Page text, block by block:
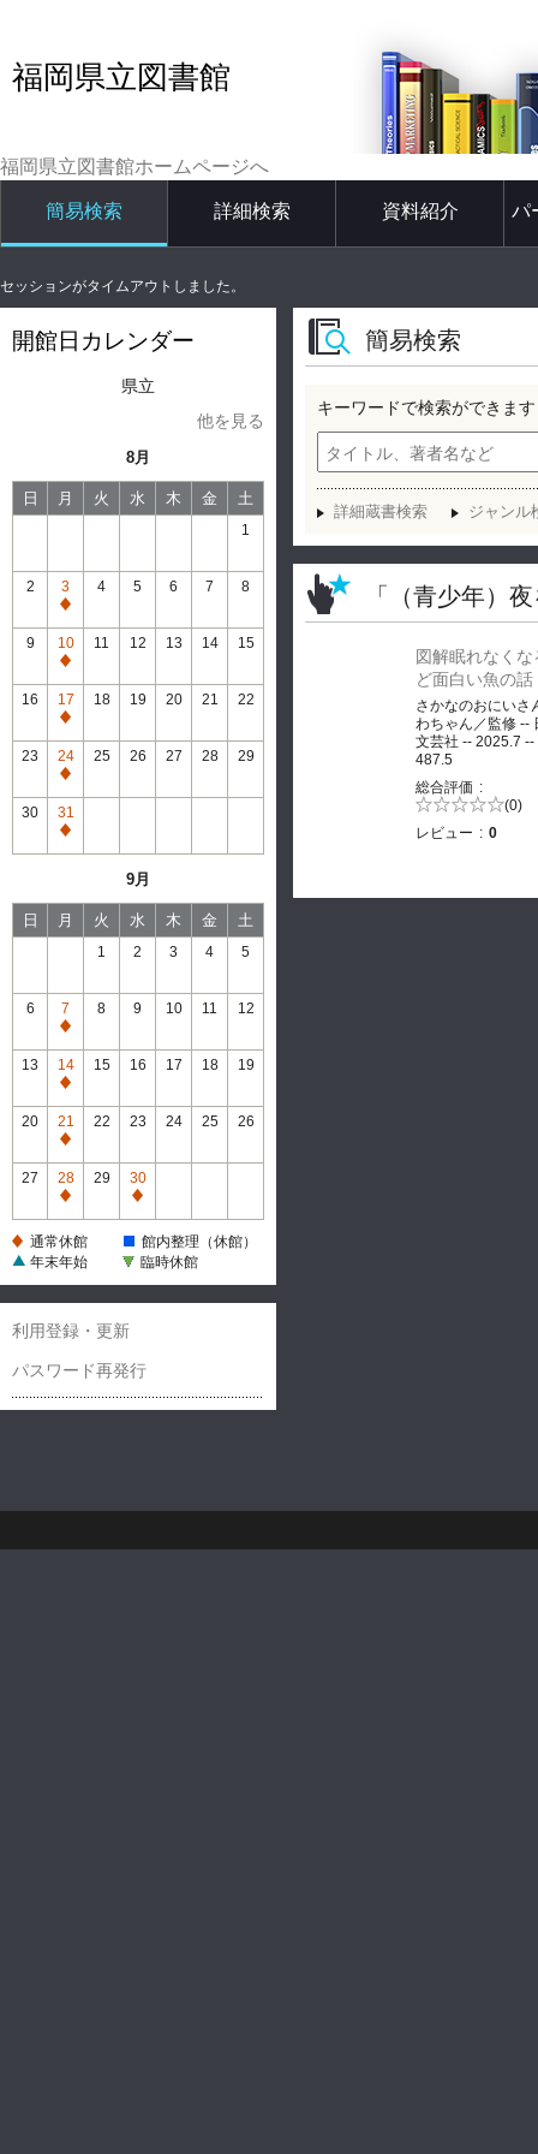
福岡県立図書館
福岡県立図書館ホームページへ
簡易検索 詳細検索 資料紹介 パ
セッションがタイムアウトしました。
開館日カレンダー
県立
他を見る
8月
日 月 火 水 木 金 土
1
2
3
通
常
休
館
4 5 6 7 8
9
10
通
常
休
館
11 12 13 14 15
16
17
通
常
休
館
18 19 20 21 22
23
24
通
常
休
館
25 26 27 28 29
30
31
通
館
9月
日 月 火 水 木 金 土
1 2 3 4 5
6
7
通
常
休
館
8 9 10 11 12
13
14
通
常
休
館
15 16 17 18 19
20
21
通
常
休
館
22 23 24 25 26
27
28
通
休
29
30
通
休
通常休館
館内整理（休館）
年末年始
臨時休館
利用登録・更新
パスワード再発行
簡易検索
キーワードで検索ができます
詳細蔵書検索 ジャンル
「（青少年）
図解眠れなくな
ど面白い魚の話
さかなのおにいさ
わちゃん／監修 --
文芸社 -- 2025.7 --
487.5
総合評価
5段階評価の (0)
レビュー
0